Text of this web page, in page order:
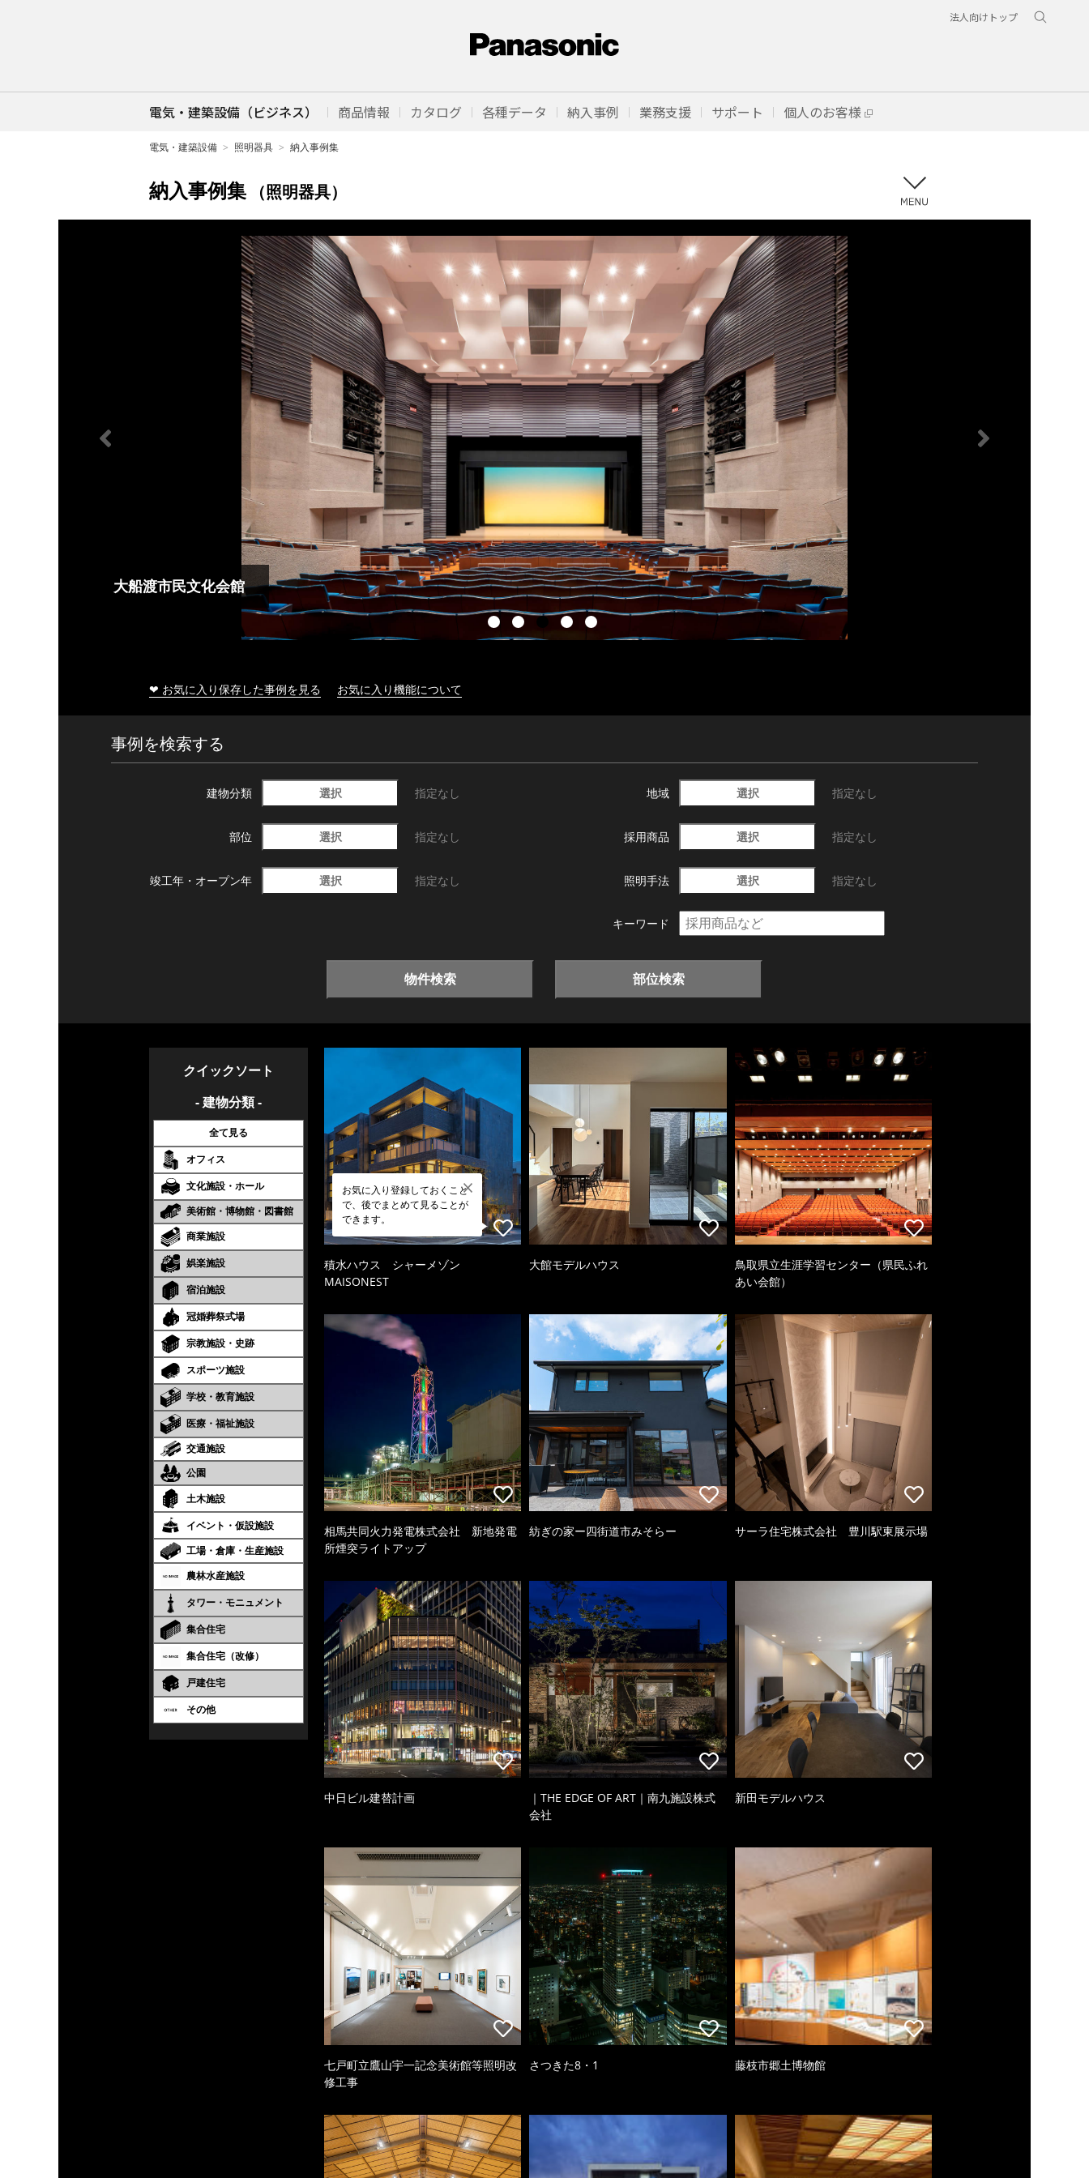
法人向けトップ
電気・建築設備（ビジネス） 商品情報 カタログ 各種データ 納入事例 業務支援 サポート 個人のお客様
電気・建築設備 照明器具 納入事例集
納入事例集 （照明器具）
大船渡市民文化会館
❤ お気に入り保存した事例を見る お気に入り機能について
事例を検索する
建物分類 選択 指定なし 地域 選択 指定なし
部位 選択 指定なし 採用商品 選択 指定なし
竣工年・ オープン年 選択 指定なし 照明手法 選択 指定なし
キーワード
物件検索 部位検索
クイックソート
- 建物分類 -
全て見る
オフィス
文化施設・ホール
美術館・博物館・図書館
商業施設
娯楽施設
宿泊施設
冠婚葬祭式場
宗教施設・史跡
スポーツ施設
学校・教育施設
医療・福祉施設
交通施設
公園
土木施設
イベント・仮設施設
工場・倉庫・生産施設
農林水産施設
タワー・モニュメント
集合住宅
集合住宅（改修）
戸建住宅
その他
お気に入り登録しておくこと
で、後でまとめて見ることが
できます。
積水ハウス シャーメゾン
MAISONEST
大館モデルハウス
鳥取県立生涯学習センター（県民ふれ
あい会館）
相馬共同火力発電株式会社 新地発電
所煙突ライトアップ
紡ぎの家ー四街道市みそらー サーラ住宅株式会社 豊川駅東展示場
中日ビル建替計画
｜THE EDGE OF ART｜南九施設株式
会社
新田モデルハウス
七戸町立鷹山宇一記念美術館等照明改
修工事
さつきた8・1 藤枝市郷土博物館